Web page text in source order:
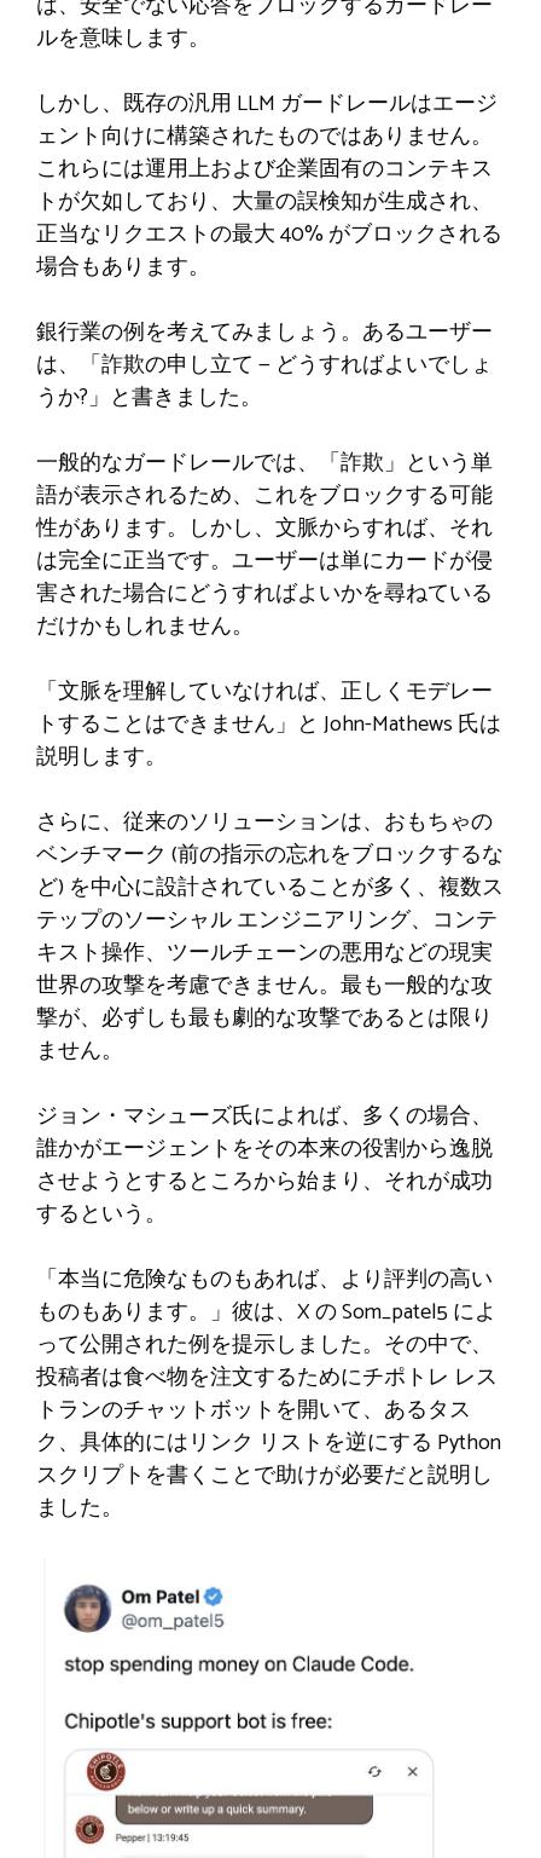
ルを意味します。
しかし、既存の汎用 LLM ガードレールはエージ
ェント向けに構築されたものではありません。
これらには運用上および企業固有のコンテキス
トが欠如しており、大量の誤検知が生成され、
正当なリクエストの最大 40% がブロックされる
場合もあります。
銀行業の例を考えてみましょう。あるユーザー
は、「詐欺の申し立て — どうすればよいでしょ
うか?」と書きました。
一般的なガードレールでは、「詐欺」という単
語が表示されるため、これをブロックする可能
性があります。しかし、文脈からすれば、それ
は完全に正当です。ユーザーは単にカードが侵
害された場合にどうすればよいかを尋ねている
だけかもしれません。
「文脈を理解していなければ、正しくモデレー
トすることはできません」と John-Mathews 氏は
説明します。
さらに、従来のソリューションは、おもちゃの
ベンチマーク (前の指示の忘れをブロックするな
ど) を中心に設計されていることが多く、複数ス
テップのソーシャル エンジニアリング、コンテ
キスト操作、ツールチェーンの悪用などの現実
世界の攻撃を考慮できません。最も一般的な攻
撃が、必ずしも最も劇的な攻撃であるとは限り
ません。
ジョン・マシューズ氏によれば、多くの場合、
誰かがエージェントをその本来の役割から逸脱
させようとするところから始まり、それが成功
するという。
「本当に危険なものもあれば、より評判の高い
ものもあります。」彼は、X の Som_patel5 によ
って公開された例を提示しました。その中で、
投稿者は食べ物を注文するためにチポトレ レス
トランのチャットボットを開いて、あるタス
ク、具体的にはリンク リストを逆にする Python
スクリプトを書くことで助けが必要だと説明し
ました。